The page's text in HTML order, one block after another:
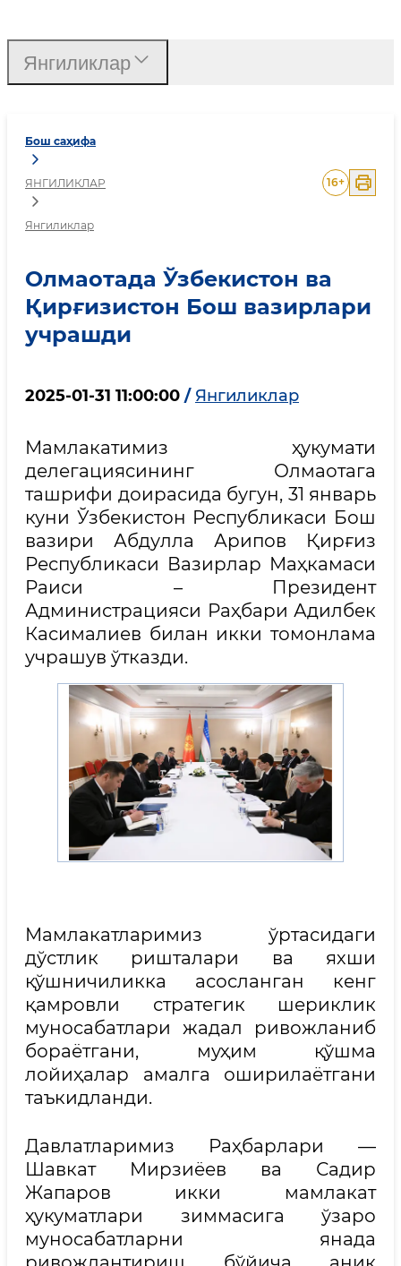
Бош саҳифа
ЯНГИЛИКЛАР
Янгиликлар
16+
Олмаотада Ўзбекистон ва
Қирғизистон Бош вазирлари
учрашди
2025-01-31 11:00:00 / Янгиликлар
Мамлакатимиз ҳукумати
делегациясининг Олмаотага
ташрифи доирасида бугун, 31 январь
куни Ўзбекистон Республикаси Бош
вазири Абдулла Арипов Қирғиз
Республикаси Вазирлар Маҳкамаси
Раиси – Президент
Администрацияси Раҳбари Адилбек
Касималиев билан икки томонлама
учрашув ўтказди.
Мамлакатларимиз ўртасидаги
дўстлик ришталари ва яхши
қўшничиликка асосланган кенг
қамровли стратегик шериклик
муносабатлари жадал ривожланиб
бораётгани, муҳим қўшма
лойиҳалар амалга оширилаётгани
таъкидланди.
Давлатларимиз Раҳбарлари —
Шавкат Мирзиёев ва Садир
Жапаров икки мамлакат
ҳукуматлари зиммасига ўзаро
муносабатларни янада
Янгиликлар